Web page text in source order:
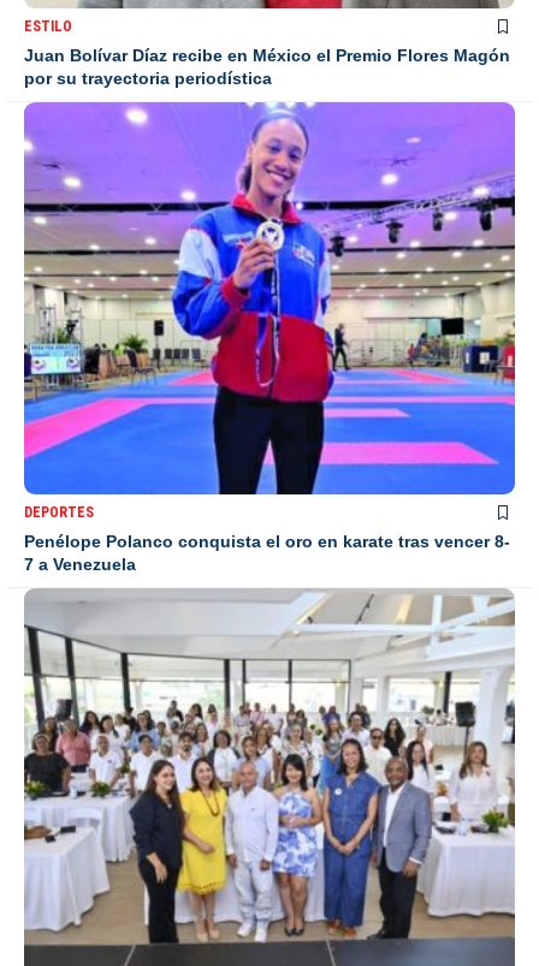
ESTILO
Juan Bolívar Díaz recibe en México el Premio Flores Magón
por su trayectoria periodística
DEPORTES
Penélope Polanco conquista el oro en karate tras vencer 8-
7 a Venezuela